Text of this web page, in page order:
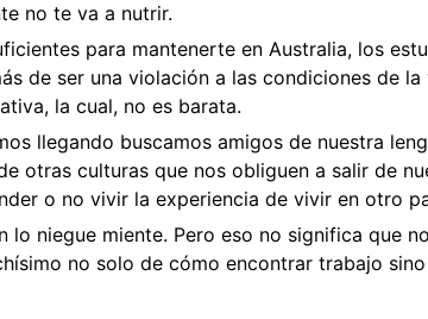
no te va a nutrir.
para mantenerte en Australia, los
de ser una violación a las condiciones de
la cual, no es barata.
llegando buscamos amigos de nuestra
otras culturas que nos obliguen a salir de
o no vivir la experiencia de vivir en otro
niegue miente. Pero eso no significa que
no solo de cómo encontrar trabajo